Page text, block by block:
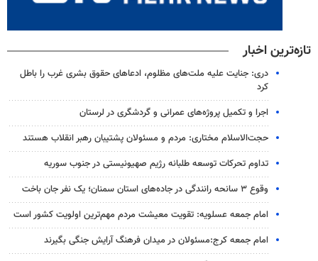
تازه‌ترین اخبار
دری: جنایت علیه ملت‌های مظلوم، ادعاهای حقوق بشری غرب را باطل
کرد
اجرا و تکمیل پروژه‌های عمرانی و گردشگری در لرستان
حجت‌الاسلام مختاری: مردم و مسئولان پشتیبان رهبر انقلاب هستند
تداوم تحرکات توسعه طلبانه رژیم صهیونیستی در جنوب سوریه
وقوع ۳ سانحه رانندگی در جاده‌های استان سمنان؛ یک نفر جان باخت
امام جمعه عسلویه: تقویت معیشت مردم مهم‌ترین اولویت کشور است
امام جمعه کرج:مسئولان در میدان فرهنگ آرایش جنگی بگیرند